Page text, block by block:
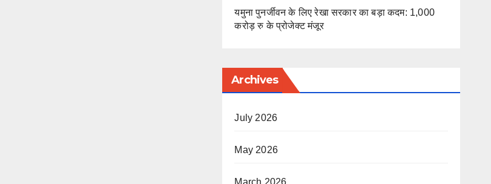
यमुना पुनर्जीवन के लिए रेखा सरकार का बड़ा कदम: 1,000
करोड़ रु के प्रोजेक्ट मंजूर
Archives
July 2026
May 2026